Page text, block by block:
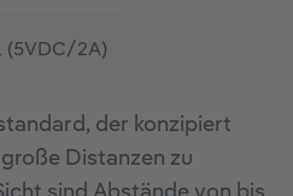
(5VDC/2A)
der konzipiert
Distanzen zu